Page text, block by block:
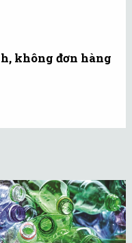
không đơn hàng